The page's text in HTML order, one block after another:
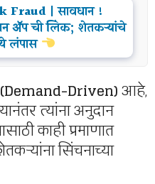
| सावधान !
ॲप ची लिंक; शेतकऱ्यांचे
लंपास
Driven)आहे,
त्यांना अनुदान
काही प्रमाणात
सिंचनाच्या